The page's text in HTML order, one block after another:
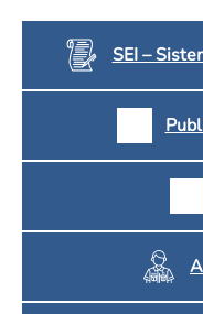
Consulta de Farmacêuticos e
Calendário Eleitoral
Candidatos
Dúvidas Frequentes
Eleições Anteriores
SEI –